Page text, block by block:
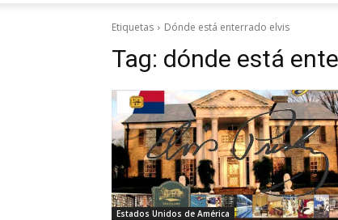
Etiquetas Dónde está enterrado elvis
Tag: dónde está
Estados Unidos de América